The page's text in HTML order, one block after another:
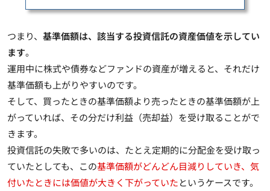
つまり、 基準価額は、該当する投資信託の資産価値を示してい
ます。
運用中に株式や債券などファンドの資産が増えると、それだけ
基準価額も上がりやすいのです。
そして、買ったときの基準価額より売ったときの基準価額が上
がっていれば、その分だけ利益（売却益）を受け取ることがで
きます。
投資信託の失敗で多いのは、たとえ定期的に分配金を受け取っ
ていたとしても、この基準価額がどんどん目減りしていき、気
付いたときには価値が大きく下がっていたというケースです。